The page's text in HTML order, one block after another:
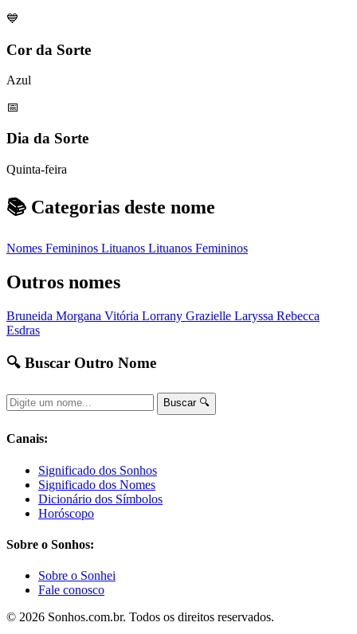
💙
Cor da Sorte
Azul
📅
Dia da Sorte
Quinta-feira
📚 Categorias deste nome
Nomes Femininos Lituanos Lituanos Femininos
Outros nomes
Bruneida Morgana Vitória Lorrany Grazielle Laryssa Rebecca
Esdras
🔍 Buscar Outro Nome
Buscar 🔍
Canais:
Significado dos Sonhos
Significado dos Nomes
Dicionário dos Símbolos
Horóscopo
Sobre o Sonhos:
Sobre o Sonhei
Fale conosco
© 2026 Sonhos.com.br. Todos os direitos reservados.